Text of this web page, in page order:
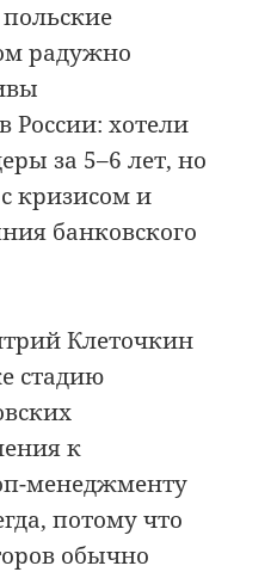
радужно
России: хотели
за 5–6 лет, но
кризисом и
банковского
Клеточкин
стадию
к
менеджменту
потому что
обычно